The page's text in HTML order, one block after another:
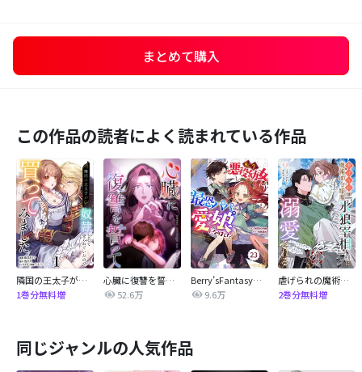
まとめて購入
この作品の読者によく読まれている作品
隣国の王太子が奴隷として売られていたので買ってみました【単話】
1巻分無料増
心臓に復讐を誓って
52.6万
Berry’sFantasy転生悪役幼女は最恐パパの愛娘になりました
9.6万
虐げられの魔術師令嬢は、『氷狼宰相』様に溺愛される【単話】
2巻分無料増
同じジャンルの人気作品